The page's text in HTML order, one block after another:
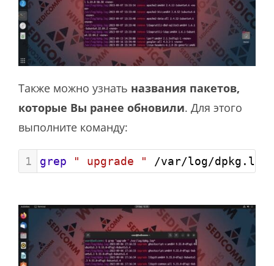
Также можно узнать названия пакетов,
которые Вы ранее обновили. Для этого
выполните команду:
1 grep " upgrade " /var/log/